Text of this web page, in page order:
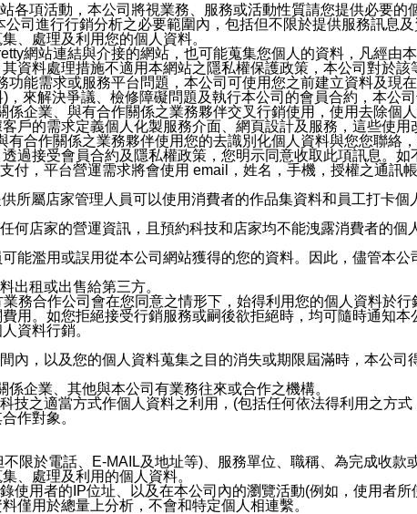
各項活動，本公司將視業務、服務或活動性質請您提供必要
司進行行銷分析之必要範圍內，包括但不限於提供服務訊息
、處理及利用您的個人資料。
網站連結與介接的網站，也可能蒐集您個人的資料，凡經由
資料處理措施不適用本網站之隱私權保護政策，本公司對於該
能需求或服務平台問題，本公司可使用您之前建立資料及現
來解決爭議、檢修障礙問題及執行本公司的會員合約，本公
企業、與有合作關係之業務夥伴交叉行銷使用，使用去除個
戶的需求定義個人化製服務介面、網頁設計及服務，這些使用
合作關係之業務夥伴使用您的去識別化個人資料與您您聯絡
過接受會員合約及隱私權政策，您明示同意收取此項訊息。如
付，平台營運需求將會使用 email，姓名，手機，授權之通訊
所屬店家管理人員可以使用消費者的作品集資料和員工打卡個
何店家的營運資訊，且預約科技和店家均不能洩露消費者的
能濫用或誤用從本公司網站獲得的您的資料。因此，儘管本
出租或出售給第三方。
務合作公司會在您同意之情形下，始得利用您的個人資料於
用。如您拒絕接受行銷服務或嗣後欲拒絕時，均可隨時通知
資料行銷。
內，以及您的個人資料蒐集之目的消失或期限屆滿時，本公司
企業、其他與本公司有業務往來或合作之機構。
技之適當方式作個人資料之利用，(包括任何依法得利用之方
作對象。
限於電話、E-MAIL及地址等)、服務單位、職稱、為完成收
、處理及利用的個人資料。
使用者的IP位址、以及在本公司內的瀏覽活動(例如，使用者
僅用於總量上分析，不會和特定個人相連繫。